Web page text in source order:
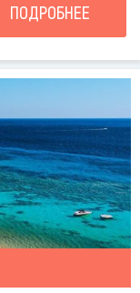
ПОДРОБНЕЕ